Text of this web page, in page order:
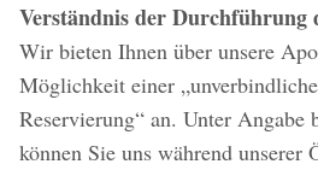
Verständnis der Durchführung
Wir bieten Ihnen über unsere
Möglichkeit einer
Reservierung“ an. Unter Angabe
können Sie uns während unserer